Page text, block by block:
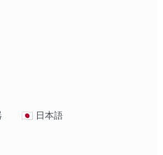
日本語